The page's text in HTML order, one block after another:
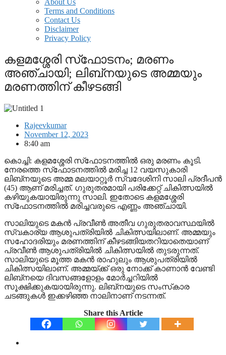
About Us
Terms and Conditions
Contact Us
Disclaimer
Privacy Policy
കളമശ്ശേരി സ്‌ഫോടനം; മരണം
അഞ്ചായി; ലിബ്‌നയുടെ അമ്മയും
മരണത്തിന് കീഴടങ്ങി
Rajeevkumar
November 12, 2023
8:40 am
കൊച്ചി: കളമശ്ശേരി സ്‌ഫോടനത്തില്‍ ഒരു മരണം കൂടി.
നേരത്തെ സ്‌ഫോടനത്തില്‍ മരിച്ച 12 വയസുകാരി
ലിബ്‌നയുടെ അമ്മ മലയാറ്റൂര്‍ സ്വദേശിനി സാലി പ്രദീപന്‍
(45) ആണ് മരിച്ചത്. ഗുരുതരമായി പരിക്കേറ്റ് ചികിത്സയില്‍
കഴിയുകയായിരുന്നു സാലി. ഇതോടെ കളമശ്ശേരി
സ്‌ഫോടനത്തില്‍ മരിച്ചവരുടെ എണ്ണം അഞ്ചായി.
സാലിയുടെ മകന്‍ പ്രവീണ്‍ അതീവ ഗുരുതരാവസ്ഥയില്‍
സ്വകാര്യ ആശുപത്രിയില്‍ ചികിത്സയിലാണ്. അമ്മയും
സഹോദരിയും മരണത്തിന് കീഴടങ്ങിയതറിയാതെയാണ്
പ്രവീണ്‍ ആശുപത്രിയില്‍ ചികിത്സയില്‍ തുടരുന്നത്.
സാലിയുടെ മൂത്ത മകന്‍ രാഹുലും ആശുപത്രിയില്‍
ചികിത്സയിലാണ്. അമ്മയ്ക്ക് ഒരു നോക്ക് കാണാന്‍ വേണ്ടി
ലിബ്‌നയെ ദിവസങ്ങളോളം മോര്‍ച്ചറിയില്‍
സൂക്ഷിക്കുകയായിരുന്നു. ലിബ്‌നയുടെ സംസ്‌കാര
ചടങ്ങുകള്‍ ഇക്കഴിഞ്ഞ നാലിനാണ് നടന്നത്.
Share this Article